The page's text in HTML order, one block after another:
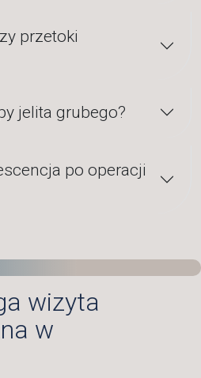
przetoki
jelita grubego?
po operacji
wizyta
w